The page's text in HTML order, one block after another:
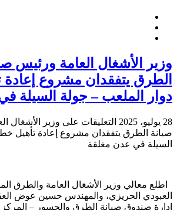
وزير الأشغال العامة ورئيس
الطرق يتفقدان مشروع
دوار الملعب – جولة السيلة
28 يوليو، 2025 التعليقات على وزير الأشغال
صيانة الطرق يتفقدان مشروع إعادة تأهيل
السيلة في عدن مغلقة
اطلع معالي وزير الأشغال العامة والطرق
العبودي الحريزي، والمهندس حسين عوض
إدارة صندوق صيانة الطرق والجسور –